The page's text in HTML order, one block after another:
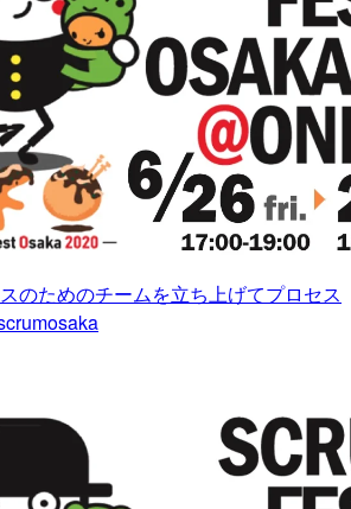
のためのチームを立ち上げてプロセス